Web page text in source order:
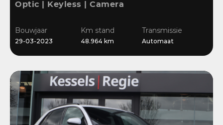
Optic | Keyless | Camera
Sensoren | DAB
Bouwjaar
29-03-2023
Km stand
48.964 km
Transmissie
Automaat